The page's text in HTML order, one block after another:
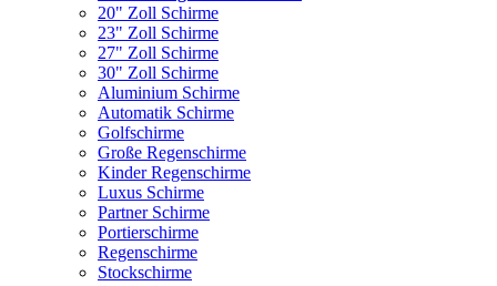
20" Zoll Schirme
23" Zoll Schirme
27" Zoll Schirme
30" Zoll Schirme
Aluminium Schirme
Automatik Schirme
Golfschirme
Große Regenschirme
Kinder Regenschirme
Luxus Schirme
Partner Schirme
Portierschirme
Regenschirme
Stockschirme